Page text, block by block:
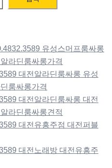
유성스머프룸싸롱
라딘룸싸롱가격
대전알라딘룸싸롱 유성
룸싸롱가격
대전알라딘룸싸롱 대전
라딘룸싸롱견적
대전유흥주점 대전퍼블
대전노래방 대전유흥주